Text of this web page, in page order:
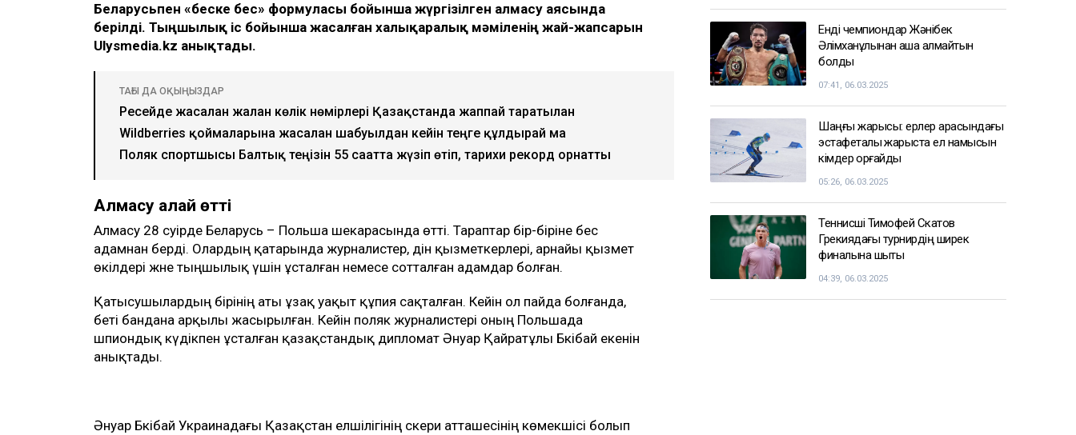
Беларусьпен «беске бес» формуласы бойынша жүргізілген алмасу аясында
берілді. Тыңшылық іс бойынша жасалған халықаралық мәміленің жай-жапсарын
Ulysmedia.kz анықтады.
ТАҒЫ ДА ОҚЫҢЫЗДАР
Ресейде жасалған жалған көлік нөмірлері Қазақстанда жаппай таратылған
Wildberries қоймаларына жасалған шабуылдан кейін теңге құлдырай ма
Поляк спортшысы Балтық теңізін 55 сағатта жүзіп өтіп, тарихи рекорд орнатты
Алмасу қалай өтті
Алмасу 28 сәуірде Беларусь – Польша шекарасында өтті. Тараптар бір-біріне бес
адамнан берді. Олардың қатарында журналистер, дін қызметкерлері, арнайы қызмет
өкілдері және тыңшылық үшін ұсталған немесе сотталған адамдар болған.
Қатысушылардың бірінің аты ұзақ уақыт құпия сақталған. Кейін ол пайда болғанда,
беті бандана арқылы жасырылған. Кейін поляк журналистері оның Польшада
шпиондық күдікпен ұсталған қазақстандық дипломат Әнуар Қайратұлы Бәкібай екенін
анықтады.
Әнуар Бәкібай Украинадағы Қазақстан елшілігінің әскери атташесінің көмекшісі болып
Енді чемпиондар Жәнібек
Әлімханұлынан қаша алмайтын
болды
07:41, 06.03.2025
Шаңғы жарысы: ерлер арасындағы
эстафеталық жарыста ел намысын
кімдер қорғайды
05:26, 06.03.2025
Теннисші Тимофей Скатов
Грекиядағы турнирдің ширек
финалына шықты
04:39, 06.03.2025